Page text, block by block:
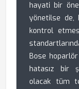
hayati bir
yönetilse de,
kontrol
Bose
hatasız bir
olacak tüm